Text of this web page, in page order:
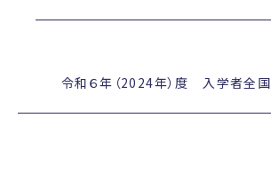
令和６年（2024年）度 入学者全